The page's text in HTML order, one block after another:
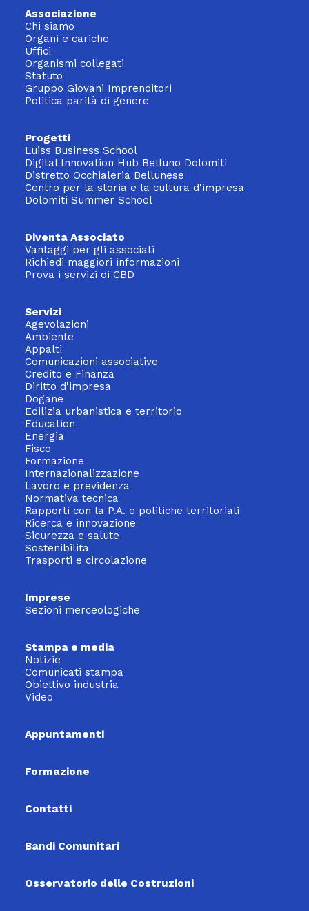
Associazione
Chi siamo
Organi e cariche
Uffici
Organismi collegati
Statuto
Gruppo Giovani Imprenditori
Politica parità di genere
Progetti
Luiss Business School
Digital Innovation Hub Belluno Dolomiti
Distretto Occhialeria Bellunese
Centro per la storia e la cultura d'impresa
Dolomiti Summer School
Diventa Associato
Vantaggi per gli associati
Richiedi maggiori informazioni
Prova i servizi di CBD
Servizi
Agevolazioni
Ambiente
Appalti
Comunicazioni associative
Credito e Finanza
Diritto d'impresa
Dogane
Edilizia urbanistica e territorio
Education
Energia
Fisco
Formazione
Internazionalizzazione
Lavoro e previdenza
Normativa tecnica
Rapporti con la P.A. e politiche territoriali
Ricerca e innovazione
Sicurezza e salute
Sostenibilita
Trasporti e circolazione
Imprese
Sezioni merceologiche
Stampa e media
Notizie
Comunicati stampa
Obiettivo industria
Video
Appuntamenti
Formazione
Contatti
Bandi Comunitari
Osservatorio delle Costruzioni